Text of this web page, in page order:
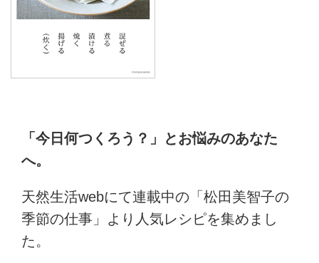
「今日何つくろう？」とお悩みのあなた
へ。
天然生活webにて連載中の「松田美智子の
季節の仕事」より人気レシピを集めまし
た。